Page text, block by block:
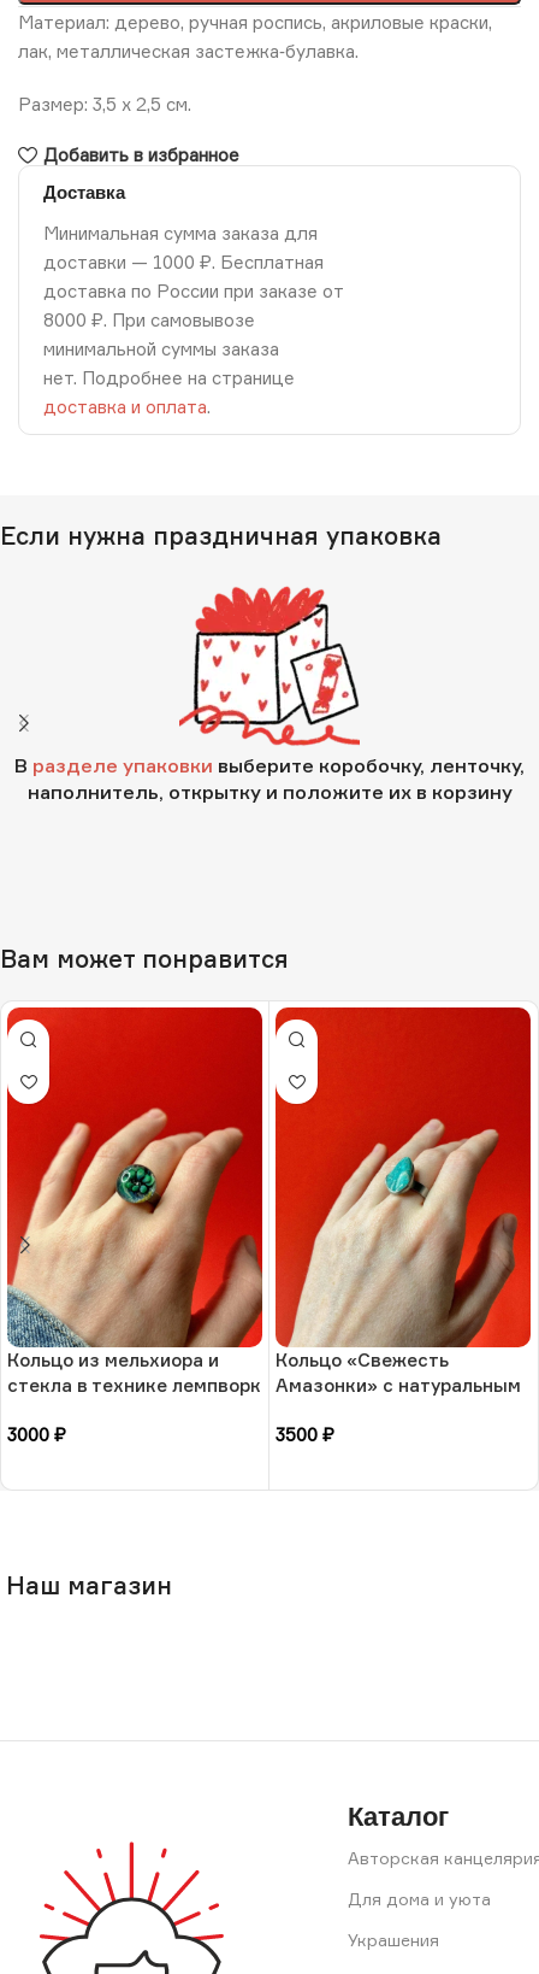
Материал: дерево, ручная роспись, акриловые краски,
лак, металлическая застежка‑булавка.
Размер: 3,5 х 2,5 см.
Добавить в избранное
Доставка
Минимальная сумма заказа для
доставки — 1000 ₽. Бесплатная
доставка по России при заказе от
8000 ₽. При самовывозе
минимальной суммы заказа
нет. Подробнее на странице
доставка и оплата.
Если нужна праздничная упаковка
В разделе упаковки выберите коробочку, ленточку,
наполнитель, открытку и положите их в корзину
Вам может понравится
Кольцо из мельхиора и
стекла в технике лемпворк
3000 ₽
Кольцо «Свежесть
Амазонки» с натуральным
размера, РБ
3500 ₽
Наш магазин
Каталог
Авторская
Для дома и уюта
Украшения